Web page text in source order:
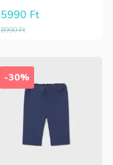
8990Ft
5990 Ft
-30%